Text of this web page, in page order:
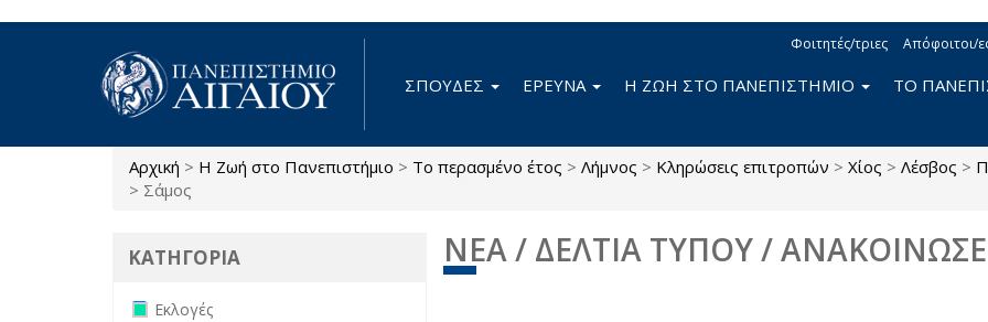
Φοιτητές/τριες Απόφοιτοι/
ΣΠΟΥΔΕΣ ΕΡΕΥΝΑ Η ΖΩΗ ΣΤΟ ΠΑΝΕΠΙΣΤΗΜΙΟ ΤΟ
Είστε εδώ
Αρχική > Η Ζωή στο Πανεπιστήμιο > Το περασμένο έτος > Λήμνος > Κληρώσεις επιτροπών > Χίος > Λέσβος >
> Σάμος
ΝΕΑ / ΔΕΛΤΙΑ ΤΥΠΟΥ /
ΚΑΤΗΓΟΡΙΑ
Remove Εκλογές filter
Εκλογές